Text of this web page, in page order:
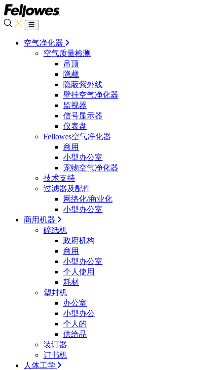
空气净化器
空气质量检测
吊顶
隐藏
隐蔽紫外线
壁挂空气净化器
监视器
信号显示器
仪表盘
Fellowes空气净化器
商用
小型办公室
宠物空气净化器
技术支持
过滤器及配件
网络化/商业化
小型办公室
商用机器
碎纸机
政府机构
商用
小型办公室
个人使用
耗材
塑封机
办公室
小型办公
个人的
供给品
装订器
订书机
人体工学